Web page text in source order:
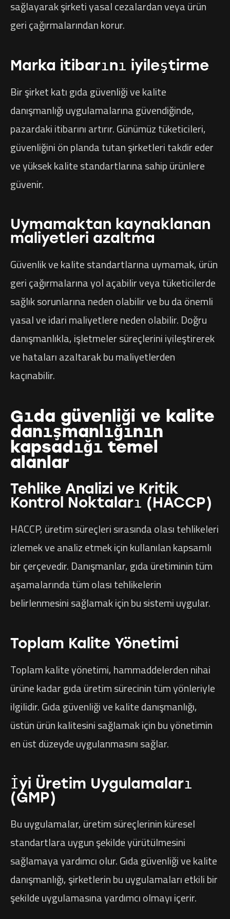
sağlayarak şirketi yasal cezalardan veya ürün
geri çağırmalarından korur.
Marka itibarını iyileştirme
Bir şirket katı gıda güvenliği ve kalite
danışmanlığı uygulamalarına güvendiğinde,
pazardaki itibarını artırır. Günümüz tüketicileri,
güvenliğini ön planda tutan şirketleri takdir eder
ve yüksek kalite standartlarına sahip ürünlere
güvenir.
Uymamaktan kaynaklanan
maliyetleri azaltma
Güvenlik ve kalite standartlarına uymamak, ürün
geri çağırmalarına yol açabilir veya tüketicilerde
sağlık sorunlarına neden olabilir ve bu da önemli
yasal ve idari maliyetlere neden olabilir. Doğru
danışmanlıkla, işletmeler süreçlerini iyileştirerek
ve hataları azaltarak bu maliyetlerden
kaçınabilir.
Gıda güvenliği ve kalite
danışmanlığının
kapsadığı temel
alanlar
Tehlike Analizi ve Kritik
Kontrol Noktaları (HACCP)
HACCP, üretim süreçleri sırasında olası tehlikeleri
izlemek ve analiz etmek için kullanılan kapsamlı
bir çerçevedir. Danışmanlar, gıda üretiminin tüm
aşamalarında tüm olası tehlikelerin
belirlenmesini sağlamak için bu sistemi uygular.
Toplam Kalite Yönetimi
Toplam kalite yönetimi, hammaddelerden nihai
ürüne kadar gıda üretim sürecinin tüm yönleriyle
ilgilidir. Gıda güvenliği ve kalite danışmanlığı,
üstün ürün kalitesini sağlamak için bu yönetimin
en üst düzeyde uygulanmasını sağlar.
İyi Üretim Uygulamaları
(GMP)
Bu uygulamalar, üretim süreçlerinin küresel
standartlara uygun şekilde yürütülmesini
sağlamaya yardımcı olur. Gıda güvenliği ve kalite
danışmanlığı, şirketlerin bu uygulamaları etkili bir
şekilde uygulamasına yardımcı olmayı içerir.